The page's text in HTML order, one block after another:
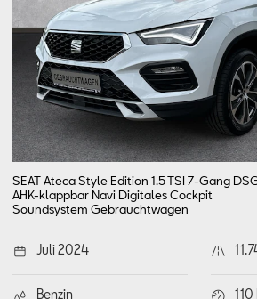
SEAT Ateca Style Edition 1.5 TSI 7-Gang
AHK-klappbar Navi Digitales Cockpit
Soundsystem Gebrauchtwagen
Juli 2024
Benzin